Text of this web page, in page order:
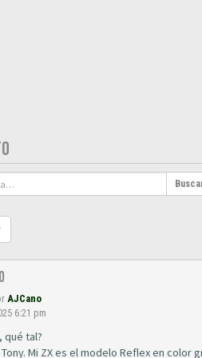
AJCano
6:21 pm
qué tal?
Mi ZX es el modelo Reflex en color